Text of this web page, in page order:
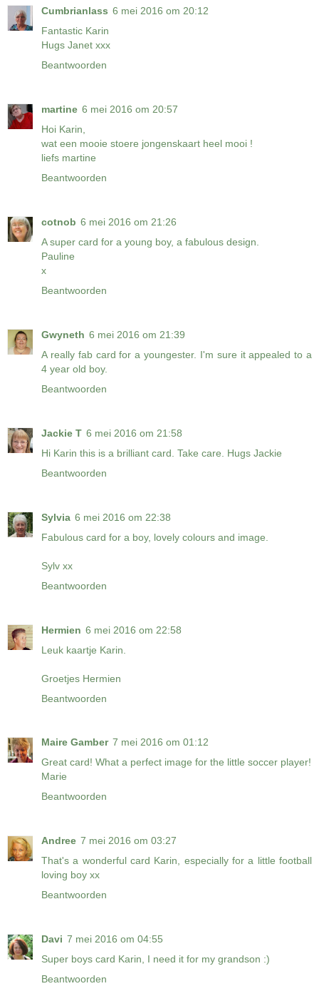
Cumbrianlass 6 mei 2016 om 20:12
Fantastic Karin
Hugs Janet xxx
Beantwoorden
martine 6 mei 2016 om 20:57
Hoi Karin,
wat een mooie stoere jongenskaart heel mooi !
liefs martine
Beantwoorden
cotnob 6 mei 2016 om 21:26
A super card for a young boy, a fabulous design.
Pauline
x
Beantwoorden
Gwyneth 6 mei 2016 om 21:39
A really fab card for a youngester. I'm sure it appealed to a
4 year old boy.
Beantwoorden
Jackie T 6 mei 2016 om 21:58
Hi Karin this is a brilliant card. Take care. Hugs Jackie
Beantwoorden
Sylvia 6 mei 2016 om 22:38
Fabulous card for a boy, lovely colours and image.
Sylv xx
Beantwoorden
Hermien 6 mei 2016 om 22:58
Leuk kaartje Karin.
Groetjes Hermien
Beantwoorden
Maire Gamber 7 mei 2016 om 01:12
Great card! What a perfect image for the little soccer player!
Marie
Beantwoorden
Andree 7 mei 2016 om 03:27
That's a wonderful card Karin, especially for a little football
loving boy xx
Beantwoorden
Davi 7 mei 2016 om 04:55
Super boys card Karin, I need it for my grandson :)
Beantwoorden